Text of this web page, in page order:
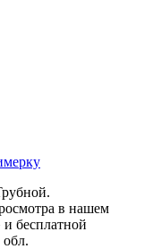
в нашем
бесплатной